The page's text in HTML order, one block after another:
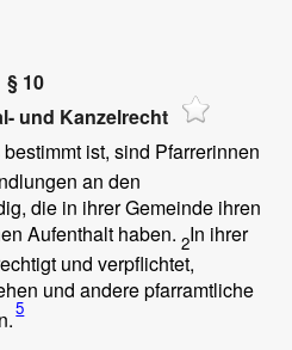
§ 10
und Kanzelrecht
ist, sind Pfarrerinnen
an den
die in ihrer Gemeinde ihren
Aufenthalt haben. 2In ihrer
und verpflichtet,
und andere pfarramtliche
5